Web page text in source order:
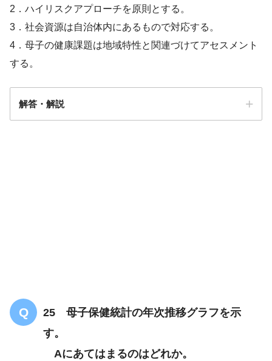
2．ハイリスクアプローチを原則とする。
3．社会資源は自治体内にあるもので対応する。
4．母子の健康課題は地域特性と関連づけてアセスメント
する。
解答・解説
25 母子保健統計の年次推移グラフを示
す。
Aにあてはまるのはどれか。